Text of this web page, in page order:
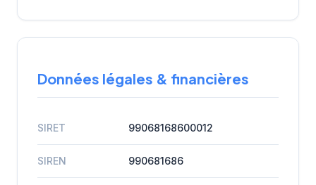
Données légales & financières
SIRET 99068168600012
SIREN 990681686